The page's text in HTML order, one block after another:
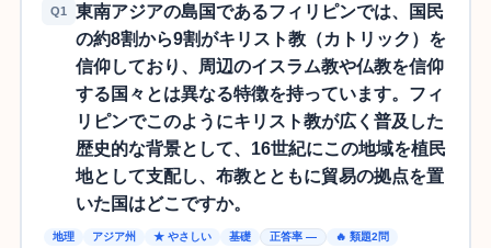
Q1
東南アジアの島国であるフィリピンでは、国民
の約8割から9割がキリスト教（カトリック）を
信仰しており、周辺のイスラム教や仏教を信仰
する国々とは異なる特徴を持っています。フィ
リピンでこのようにキリスト教が広く普及した
歴史的な背景として、16世紀にこの地域を植民
地として支配し、布教とともに貿易の拠点を置
いた国はどこですか。
地理 アジア州 ★ やさしい 基礎 正答率 — 🔥 類題2問